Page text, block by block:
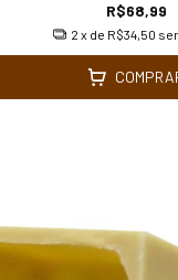
R$68,99
2 x de R$34,50